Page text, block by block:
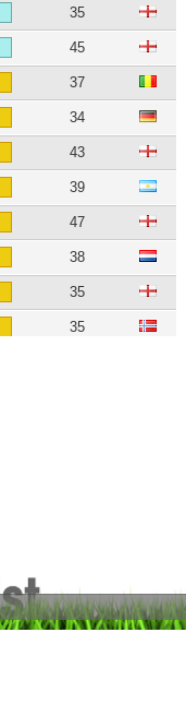
35
45
37
34
43
39
47
38
35
35